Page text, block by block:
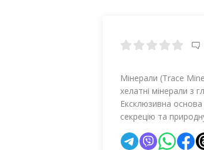
Мінерали (Trace
хелатні мінерали з
Ексклюзивна
секрецію та